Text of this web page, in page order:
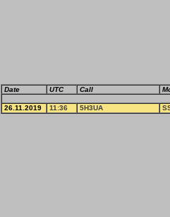
Date UTC Call
26.11.2019 11:36 5H3UA